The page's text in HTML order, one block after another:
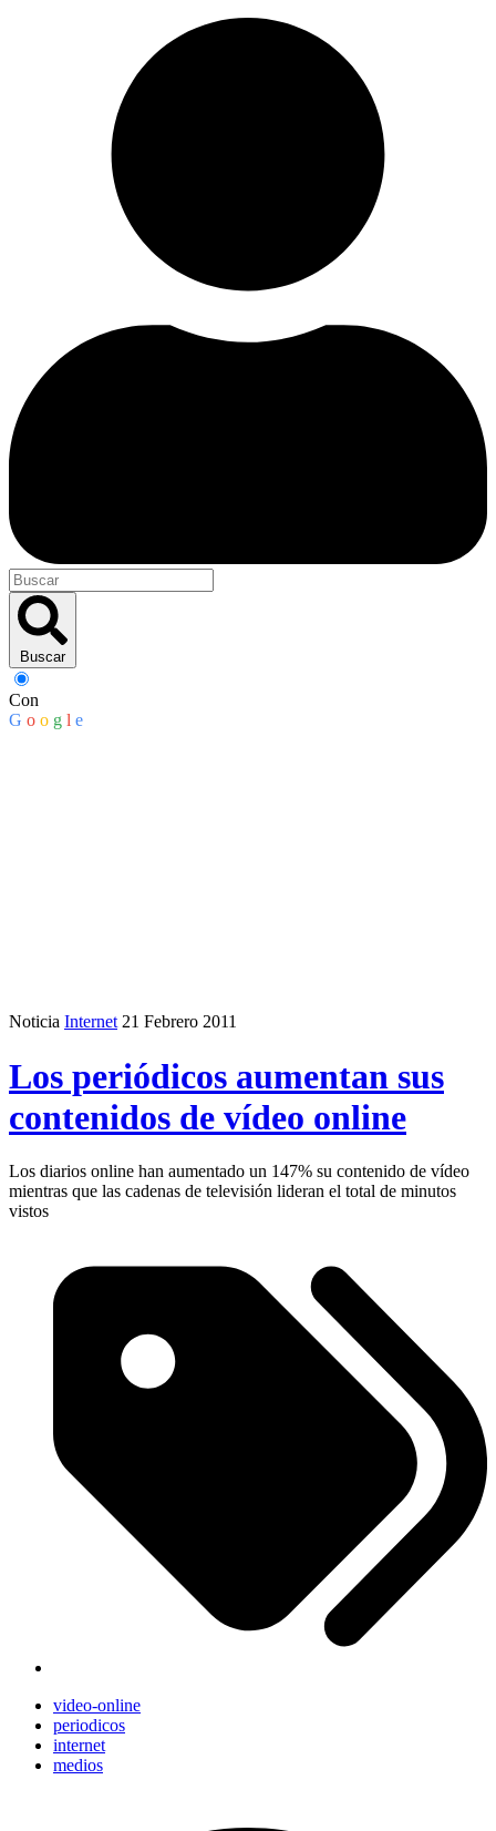
Buscar
Con
G o o g l e
Noticia Internet 21 Febrero 2011
Los periódicos aumentan sus
contenidos de vídeo online
Los diarios online han aumentado un 147% su contenido de vídeo
mientras que las cadenas de televisión lideran el total de minutos
vistos
video-online
periodicos
internet
medios